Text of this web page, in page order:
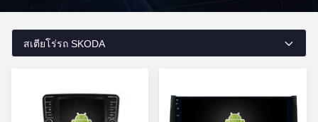
สเตียโร่รถ SKODA